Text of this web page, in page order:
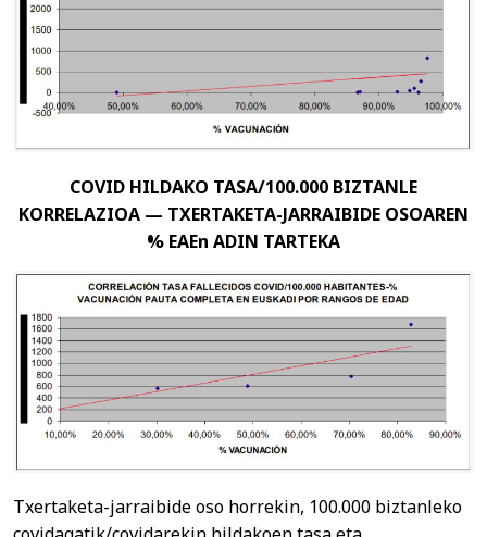
COVID HILDAKO TASA/100.000 BIZTANLE
KORRELAZIOA — TXERTAKETA-JARRAIBIDE OSOAREN
% EAEn ADIN TARTEKA
Txertaketa-jarraibide oso horrekin, 100.000 biztanleko